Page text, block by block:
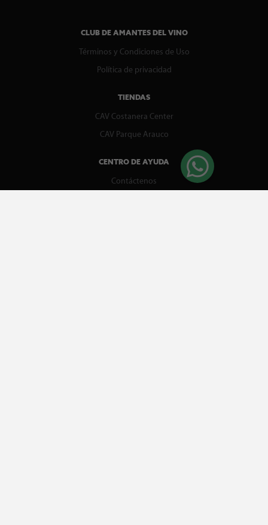
CLUB DE AMANTES DEL VINO
Términos y Condiciones de Uso
Política de privacidad
TIENDAS
CAV Costanera Center
CAV Parque Arauco
CENTRO DE AYUDA
Contáctenos